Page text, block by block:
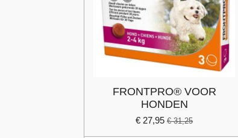
FRONTPRO® VOOR
HONDEN
€ 27,95 € 31,25